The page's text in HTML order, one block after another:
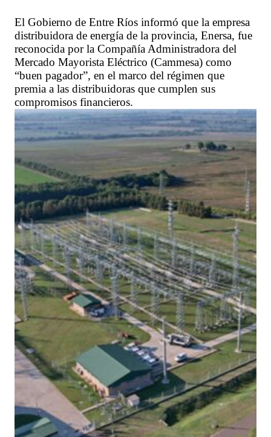
El Gobierno de Entre Ríos informó que la empresa
distribuidora de energía de la provincia, Enersa, fue
reconocida por la Compañía Administradora del
Mercado Mayorista Eléctrico (Cammesa) como
“buen pagador”, en el marco del régimen que
premia a las distribuidoras que cumplen sus
compromisos financieros.